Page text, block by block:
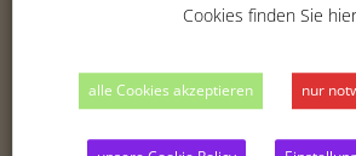
THE HOTEL
Cookies finden Sie
alle Cookies akzeptieren nur